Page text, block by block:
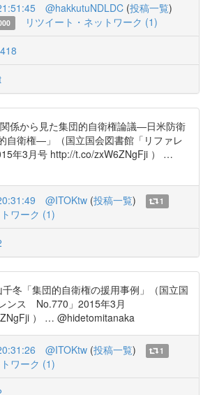
@hakkutuNDLDC (投稿一覧)
リツイート・ネットワーク (1)
係から見た集団的自衛権論議―日米防衛
自衛権―」（国立国会図書館「リファレ
年3月号 http://t.co/zxW6ZNgFji ） …
@ITOKtw (投稿一覧) 1
ワーク (1)
冬「集団的自衛権の援用事例」（国立国
ンス No.770」2015年3月
） … @hidetomitanaka
@ITOKtw (投稿一覧) 1
ワーク (1)